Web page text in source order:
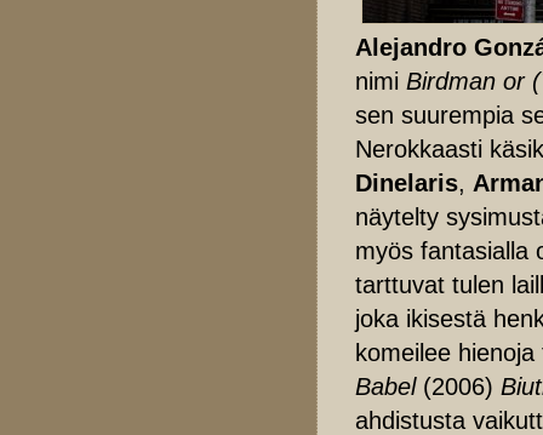
Alejandro
nimi Birdman or
sen suurempia
Nerokkaasti
Dinelaris,
näytelty
myös fantasialla
tarttuvat tulen
joka ikisestä
komeilee
Babel(2006)
ahdistusta